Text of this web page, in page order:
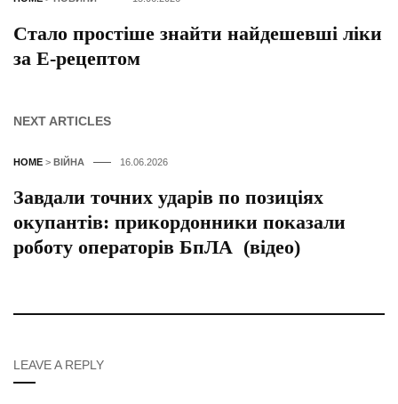
Стало простіше знайти найдешевші ліки
за Е-рецептом
NEXT ARTICLES
HOME > ВІЙНА 16.06.2026
Завдали точних ударів по позиціях
окупантів: прикордонники показали
роботу операторів БпЛА (відео)
LEAVE A REPLY